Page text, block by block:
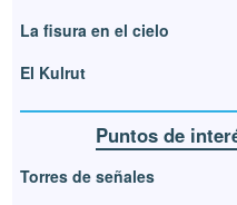
La fisura en el cielo
El Kulrut
Puntos de
Torres de señales